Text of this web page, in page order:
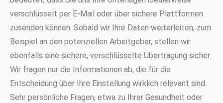
verschlüsselt per E-Mail oder über sichere Plattformen
zusenden können. Sobald wir Ihre Daten weiterleiten, zum
Beispiel an den potenziellen Arbeitgeber, stellen wir
ebenfalls eine sichere, verschlüsselte Übertragung sicher.
Wir fragen nur die Informationen ab, die für die
Entscheidung über Ihre Einstellung wirklich relevant sind.
Sehr persönliche Fragen, etwa zu Ihrer Gesundheit oder